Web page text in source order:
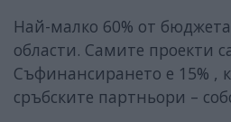
Най-малко 60% от
области. Самите проекти
Съфинансирането е 15% ,
сръбските партньори –